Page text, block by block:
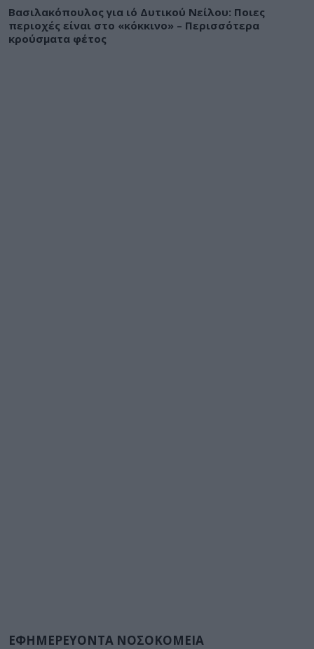
Βασιλακόπουλος για ιό Δυτικού Νείλου: Ποιες
περιοχές είναι στο «κόκκινο» – Περισσότερα
κρούσματα φέτος
ΕΦΗΜΕΡΕΥΟΝΤΑ ΝΟΣΟΚΟΜΕΙΑ